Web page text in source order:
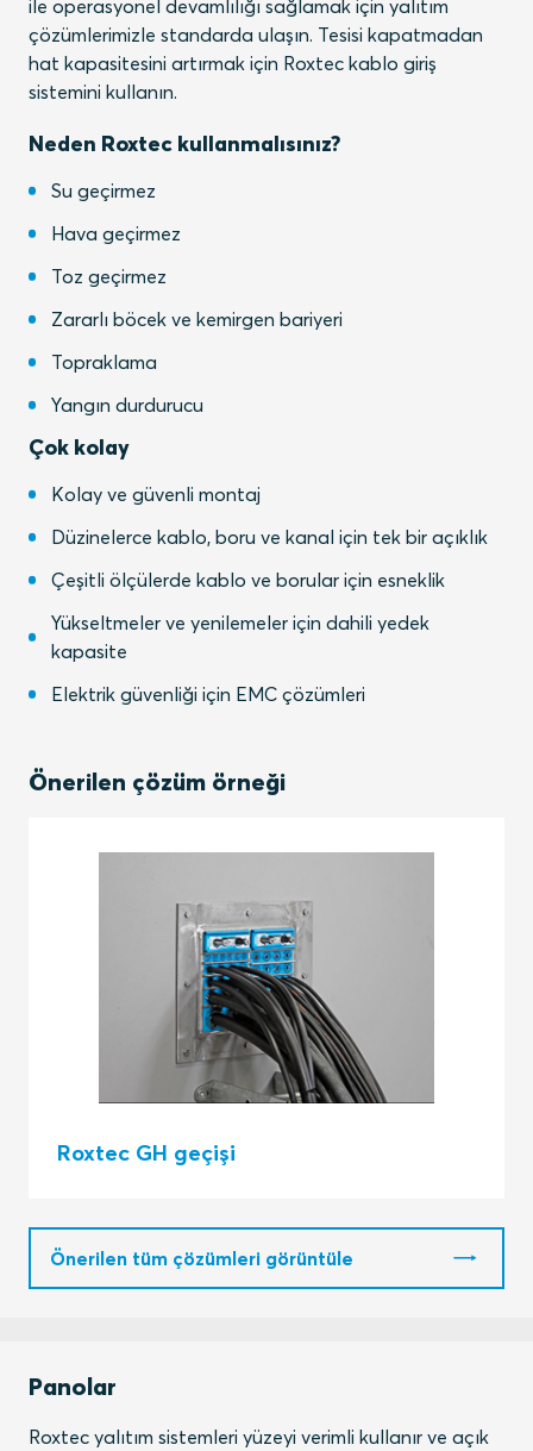
ile operasyonel devamlılığı sağlamak için yalıtım
çözümlerimizle standarda ulaşın. Tesisi kapatmadan
hat kapasitesini artırmak için Roxtec kablo giriş
sistemini kullanın.
Neden Roxtec kullanmalısınız?
Su geçirmez
Hava geçirmez
Toz geçirmez
Zararlı böcek ve kemirgen bariyeri
Topraklama
Yangın durdurucu
Çok kolay
Kolay ve güvenli montaj
Düzinelerce kablo, boru ve kanal için tek bir açıklık
Çeşitli ölçülerde kablo ve borular için esneklik
Yükseltmeler ve yenilemeler için dahili yedek
kapasite
Elektrik güvenliği için EMC çözümleri
Önerilen çözüm örneği
Roxtec GH geçişi
Önerilen tüm çözümleri görüntüle
Panolar
Roxtec yalıtım sistemleri yüzeyi verimli kullanır ve açık